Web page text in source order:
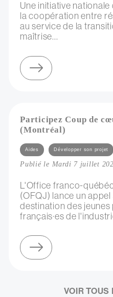
Une initiative
la coopération entre
au service de la
maîtrise...
Participez Coup de
(Montréal)
Catégories
Aides Développer son projet
Publié le Mardi 7 juillet
L'Office franco-
(OFQJ) lance un
destination des jeunes
français·es de
VOIR TOUS